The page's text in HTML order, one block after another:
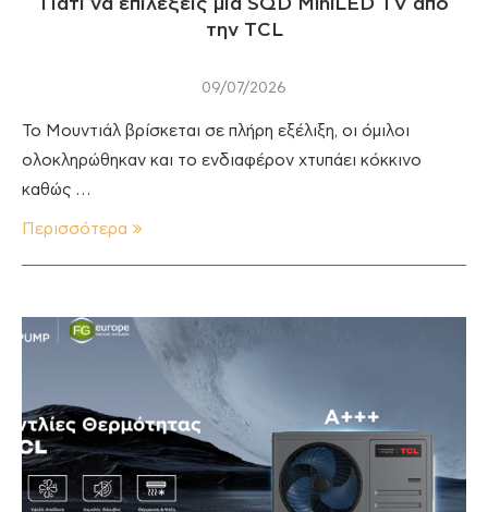
Γιατί να επιλέξεις μια SQD MiniLED TV από
την TCL
09/07/2026
Το Μουντιάλ βρίσκεται σε πλήρη εξέλιξη, οι όμιλοι
ολοκληρώθηκαν και το ενδιαφέρον χτυπάει κόκκινο
καθώς …
Περισσότερα